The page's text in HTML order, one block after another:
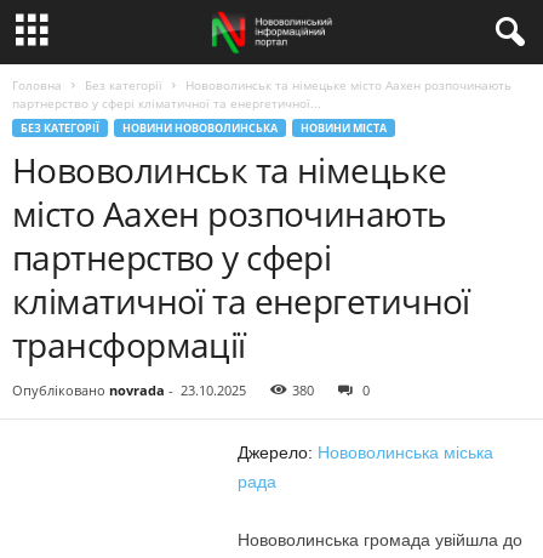
Головна Без категорії
Нововолинськ та німецьке місто Аахен розпочинають
партнерство у сфері кліматичної та енергетичної...
БЕЗ КАТЕГОРІЇ НОВИНИ НОВОВОЛИНСЬКА НОВИНИ МІСТА
Нововолинськ та німецьке
місто Аахен розпочинають
партнерство у сфері
кліматичної та енергетичної
трансформації
Опубліковано novrada - 23.10.2025 380 0
Джерело: Нововолинська міська
рада
Нововолинська громада увійшла до